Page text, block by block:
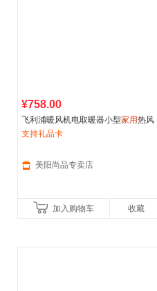
¥758.00
飞利浦暖风机电取暖器小型家用热风
卧室浴室暖气烤火炉AHR3164FS
支持礼品卡
美阳尚品专卖店
加入购物车 收藏